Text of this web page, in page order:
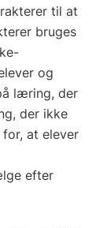
til at
bruges
og
læring, der
der ikke
at elever
efter